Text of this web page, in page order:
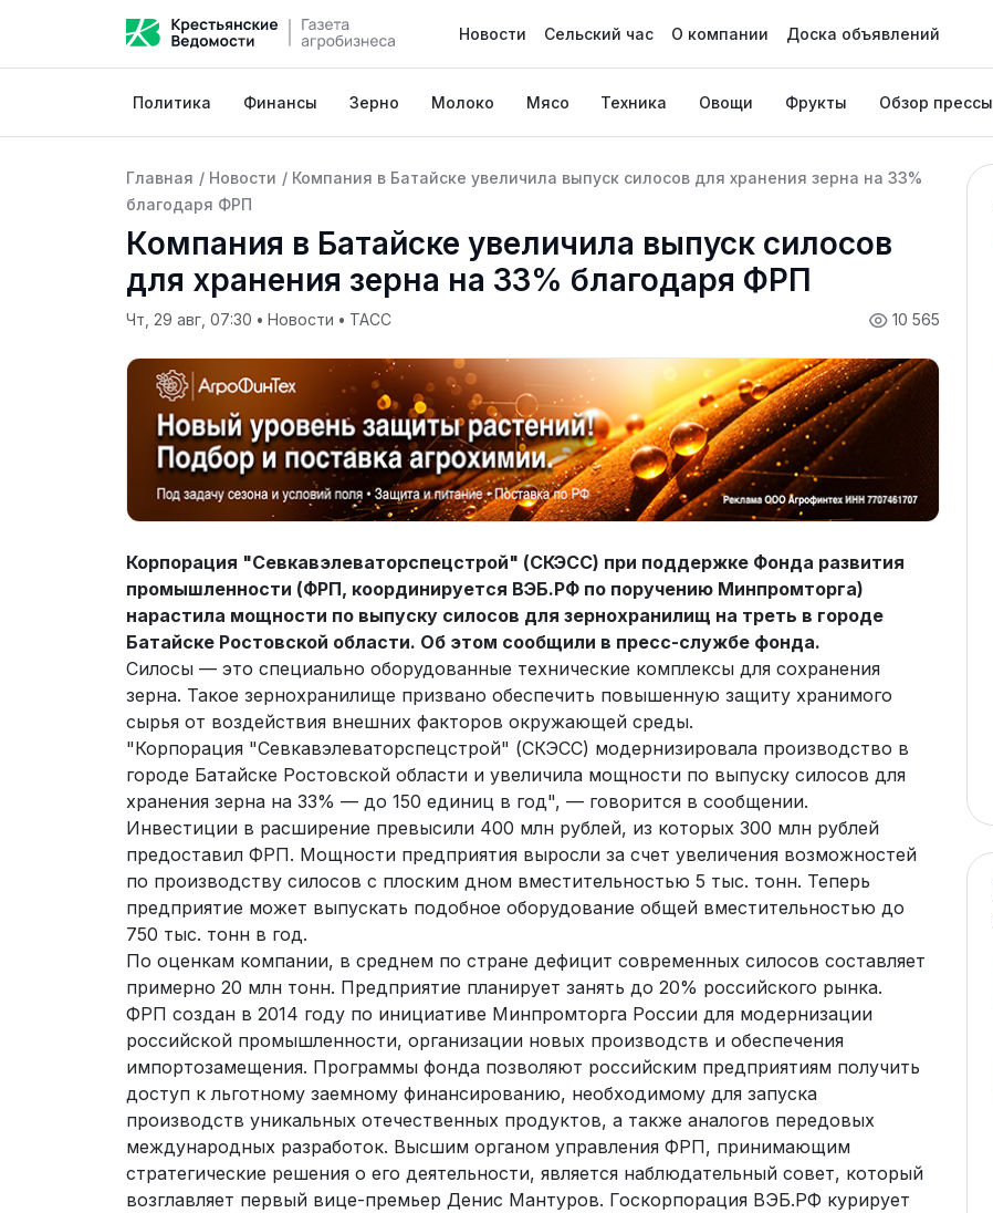
Новости Сельский час О компании Доска объявлений
Политика Финансы Зерно Молоко Мясо Техника Овощи Фрукты Обзор прессы
Главная / Новости / Компания в Батайске увеличила выпуск силосов для хранения зерна на 33%
благодаря ФРП
Компания в Батайске увеличила выпуск силосов
для хранения зерна на 33% благодаря ФРП
10 565
Чт, 29 авг, 07:30 • Новости • ТАСС
Корпорация "Севкавэлеваторспецстрой" (СКЭСС) при поддержке Фонда развития
промышленности (ФРП, координируется ВЭБ.РФ по поручению Минпромторга)
нарастила мощности по выпуску силосов для зернохранилищ на треть в городе
Батайске Ростовской области. Об этом сообщили в пресс-службе фонда.
Силосы — это специально оборудованные технические комплексы для сохранения
зерна. Такое зернохранилище призвано обеспечить повышенную защиту хранимого
сырья от воздействия внешних факторов окружающей среды.
"Корпорация "Севкавэлеваторспецстрой" (СКЭСС) модернизировала производство в
городе Батайске Ростовской области и увеличила мощности по выпуску силосов для
хранения зерна на 33% — до 150 единиц в год", — говорится в сообщении.
Инвестиции в расширение превысили 400 млн рублей, из которых 300 млн рублей
предоставил ФРП. Мощности предприятия выросли за счет увеличения возможностей
по производству силосов с плоским дном вместительностью 5 тыс. тонн. Теперь
предприятие может выпускать подобное оборудование общей вместительностью до
750 тыс. тонн в год.
По оценкам компании, в среднем по стране дефицит современных силосов составляет
примерно 20 млн тонн. Предприятие планирует занять до 20% российского рынка.
ФРП создан в 2014 году по инициативе Минпромторга России для модернизации
российской промышленности, организации новых производств и обеспечения
импортозамещения. Программы фонда позволяют российским предприятиям получить
доступ к льготному заемному финансированию, необходимому для запуска
производств уникальных отечественных продуктов, а также аналогов передовых
международных разработок. Высшим органом управления ФРП, принимающим
стратегические решения о его деятельности, является наблюдательный совет, который
возглавляет первый вице-премьер Денис Мантуров. Госкорпорация ВЭБ.РФ курирует